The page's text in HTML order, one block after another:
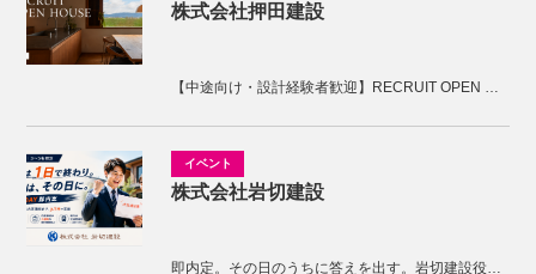
株式会社押田建設
【中途向け・設計経験者歓迎】RECRUIT OPEN HOUSE開催！KNOTの家づくりを体感しませんか。
株式会社岩切建設
即内定。その日のうちに答えを出す。岩切建設役員面接